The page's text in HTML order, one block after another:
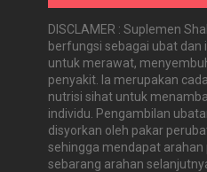
DISCLAMER : Suplemen
berfungsi sebagai ubat dan
untuk merawat,
penyakit. Ia merupakan
nutrisi sihat untuk
individu. Pengambilan
disyorkan oleh pakar
sehingga mendapat
sebarang arahan